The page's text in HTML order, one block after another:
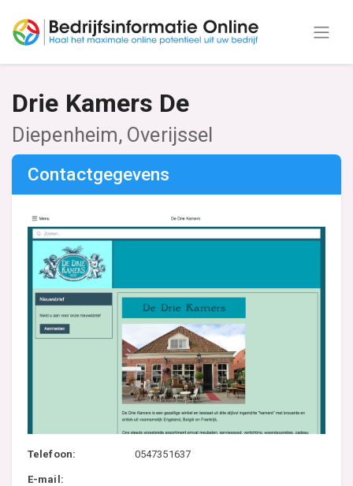
Drie Kamers De
Diepenheim, Overijssel
Contactgegevens
Telefoon: 0547351637
E-mail: